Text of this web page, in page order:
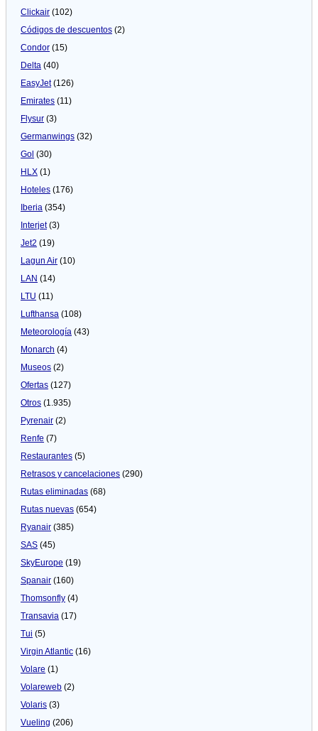
Clickair (102)
Códigos de descuentos (2)
Condor (15)
Delta (40)
EasyJet(126)
Emirates (11)
Flysur (3)
Germanwings (32)
Gol (30)
HLX (1)
Hoteles (176)
Iberia (354)
Interjet(3)
Jet2 (19)
Lagun Air (10)
LAN (14)
LTU (11)
Lufthansa (108)
Meteorologí­a (43)
Monarch (4)
Museos (2)
Ofertas (127)
Otros (1.935)
Pyrenair (2)
Renfe (7)
Restaurantes (5)
Retrasos y cancelaciones (290)
Rutas eliminadas (68)
Rutas nuevas (654)
Ryanair (385)
SAS (45)
SkyEurope (19)
Spanair (160)
Thomsonfly (4)
Transavia (17)
Tui (5)
Virgin Atlantic (16)
Volare (1)
Volareweb (2)
Volaris (3)
Vueling (206)